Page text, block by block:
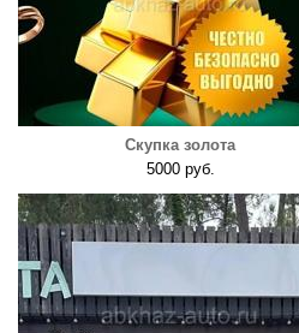
Скупка золота
5000 руб.